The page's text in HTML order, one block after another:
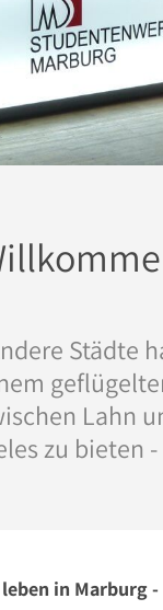
Städte
Lahn
zu bieten
in Marburg